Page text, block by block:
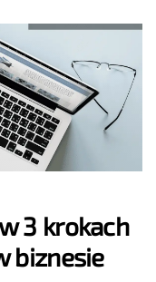
3 krokach
biznesie